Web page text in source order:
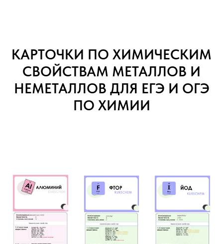
КАРТОЧКИ ПО ХИМИЧЕСКИМ
СВОЙСТВАМ МЕТАЛЛОВ И
НЕМЕТАЛЛОВ ДЛЯ ЕГЭ И ОГЭ
ПО ХИМИИ